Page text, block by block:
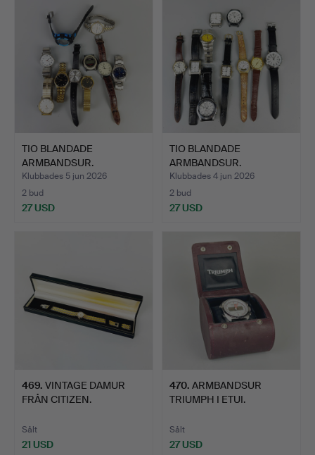
TIO BLANDADE
ARMBANDSUR.
Klubbades 5 jun 2026
2 bud
27 USD
TIO BLANDADE
ARMBANDSUR.
Klubbades 4 jun 2026
2 bud
27 USD
469. VINTAGE DAMUR
FRÅN CITIZEN.
Sålt
21 USD
470. ARMBANDSUR
TRIUMPH I ETUI.
Sålt
27 USD